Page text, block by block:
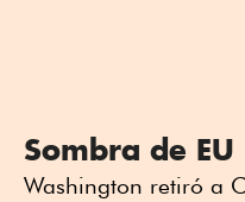
Sombra de EU
Washington retiró a